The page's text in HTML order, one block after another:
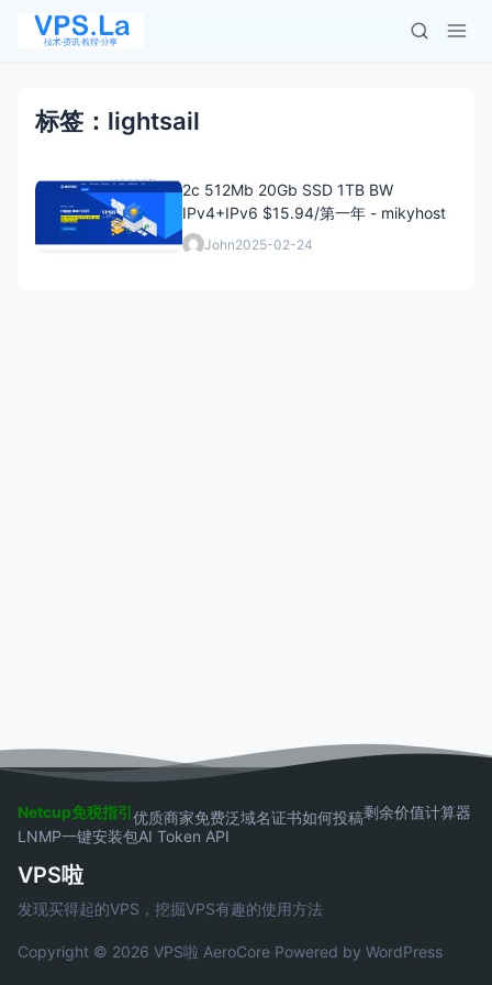
标签：lightsail
2c 512Mb 20Gb SSD 1TB BW
IPv4+IPv6 $15.94/第一年 - mikyhost
John2025-02-24
Netcup免税指引优质商家免费泛域名证书如何投稿剩余价值计算器
LNMP一键安装包AI Token API
VPS啦
发现买得起的VPS，挖掘VPS有趣的使用方法
Copyright © 2026 VPS啦 AeroCore Powered by WordPress